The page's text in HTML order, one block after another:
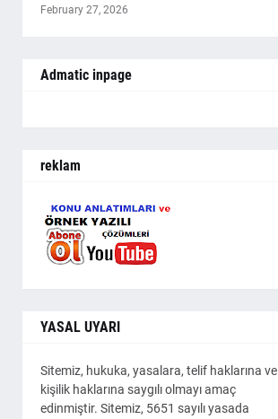
February 27, 2026
Admatic inpage
reklam
YASAL UYARI
Sitemiz, hukuka, yasalara, telif haklarına ve
kişilik haklarına saygılı olmayı amaç
edinmiştir. Sitemiz, 5651 sayılı yasada